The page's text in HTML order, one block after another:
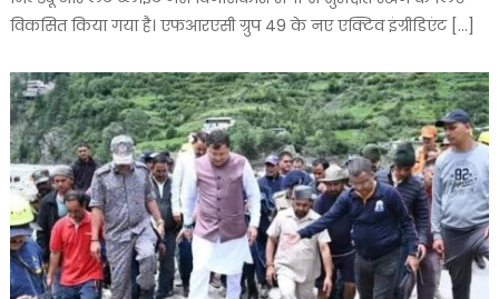
विकसित किया गया है। एफआरएसी ग्रुप 49 के नए एक्टिव इंग्रीडिएंट […]